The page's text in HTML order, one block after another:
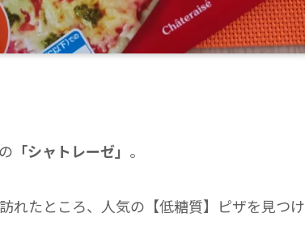
「シャトレーゼ」 。
れたところ、人気の【低糖質】ピザを見つけ